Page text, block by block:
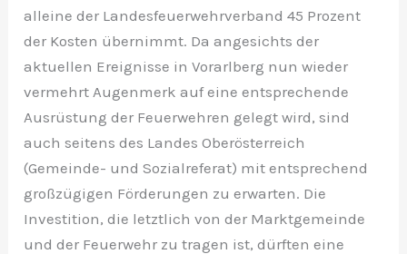
alleine der Landesfeuerwehrverband 45 Prozent
der Kosten übernimmt. Da angesichts der
aktuellen Ereignisse in Vorarlberg nun wieder
vermehrt Augenmerk auf eine entsprechende
Ausrüstung der Feuerwehren gelegt wird, sind
auch seitens des Landes Oberösterreich
(Gemeinde- und Sozialreferat) mit entsprechend
großzügigen Förderungen zu erwarten. Die
Investition, die letztlich von der Marktgemeinde
und der Feuerwehr zu tragen ist, dürften eine